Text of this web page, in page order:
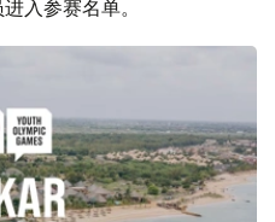
入参赛名单。